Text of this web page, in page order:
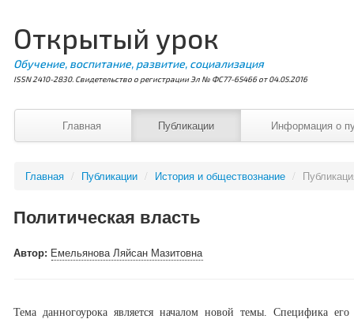
Открытый урок
Обучение, воспитание, развитие, социализация
ISSN 2410-2830. Свидетельство о регистрации Эл № ФС77-65466 от 04.05.2016
Главная Публикации Информация о
Главная / Публикации / История и обществознание /
Политическая власть
Автор: Емельянова Ляйсан Мазитовна
Тема данногоурока является началом новой темы. Специфика